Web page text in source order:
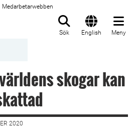
Medarbetarwebben
Sök English Meny
skogar kan
2020